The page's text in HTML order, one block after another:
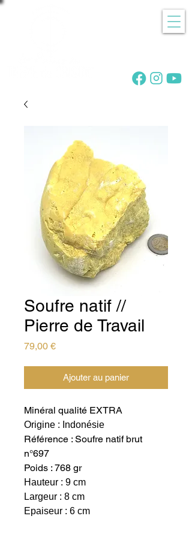
Soufre natif //
Pierre de Travail
79,00 €Prix
Ajouter au panier
Minéral qualité EXTRA
Origine : Indonésie
Référence : Soufre natif brut
n°697
Poids : 768 gr
Hauteur : 9 cm
Largeur : 8 cm
Epaiseur : 6 cm